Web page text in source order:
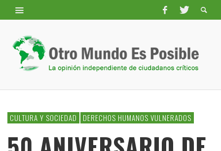
CULTURA Y SOCIEDAD DERECHOS HUMANOS VULNERADOS